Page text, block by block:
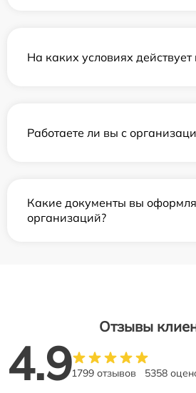
На каких условиях действует
Работаете ли вы с
Какие документы вы
организаций?
Отзывы
4.91799 отзывов 5358